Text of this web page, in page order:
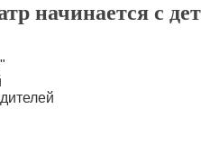
начинается с